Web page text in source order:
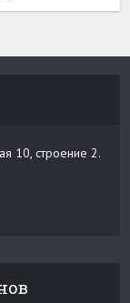
10, строение 2.